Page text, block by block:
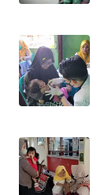
SIMALUNGUN
WN
LABUHANBATU
WN
TAPANULI
TENGAH